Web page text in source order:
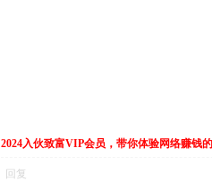
2024入伙致富VIP会员，带你体验网络赚钱
回复